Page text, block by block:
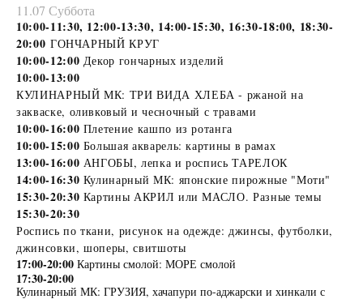
11.07 Суббота
10:00-11:30, 12:00-13:30, 14:00-15:30, 16:30-18:00, 18:30-
20:00 ГОНЧАРНЫЙ КРУГ
10:00-12:00 Декор гончарных изделий
10:00-13:00
КУЛИНАРНЫЙ МК: ТРИ ВИДА ХЛЕБА - ржаной на
закваске, оливковый и чесночный с травами
10:00-16:00 Плетение кашпо из ротанга
10:00-15:00 Большая акварель: картины в рамах
13:00-16:00 АНГОБЫ, лепка и роспись ТАРЕЛОК
14:00-16:30 Кулинарный МК: японские пирожные "Моти"
15:30-20:30 Картины АКРИЛ или МАСЛО. Разные темы
15:30-20:30
Роспись по ткани, рисунок на одежде: джинсы, футболки,
джинсовки, шоперы, свитшоты
17:00-20:00 Картины смолой: МОРЕ смолой
17:30-20:00
Кулинарный МК: ГРУЗИЯ, хачапури по-аджарски и хинкали с